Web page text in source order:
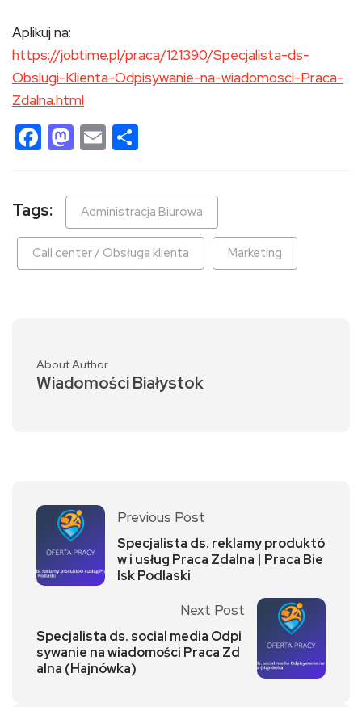
Aplikuj na:
https://jobtime.pl/praca/121390/Specjalista-ds-
Obslugi-Klienta-Odpisywanie-na-wiadomosci-Praca-
Zdalna.html
Facebook
Mastodon
Email
Tags: Administracja Biurowa
Call center / Obsługa klienta Marketing
About Author
Wiadomości Białystok
Previous Post
Specjalista ds. reklamy produktó
w i usług Praca Zdalna | Praca Bie
lsk Podlaski
Next Post
Specjalista ds. social media Odpi
sywanie na wiadomości Praca Zd
alna (Hajnówka)